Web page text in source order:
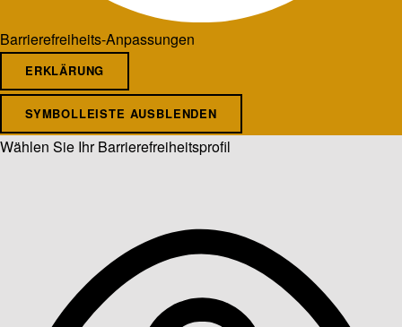
Barrierefreiheits-Anpassungen
ERKLÄRUNG
SYMBOLLEISTE AUSBLENDEN
Wählen Sie Ihr Barrierefreiheitsprofil